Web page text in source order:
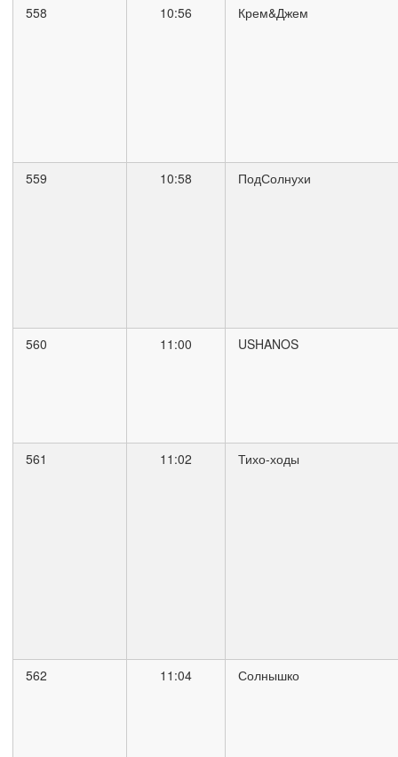
558 10:56 Крем&Джем
559 10:58 ПодСолнухи
560 11:00 USHANOS
561 11:02 Тихо-ходы
562 11:04 Солнышко